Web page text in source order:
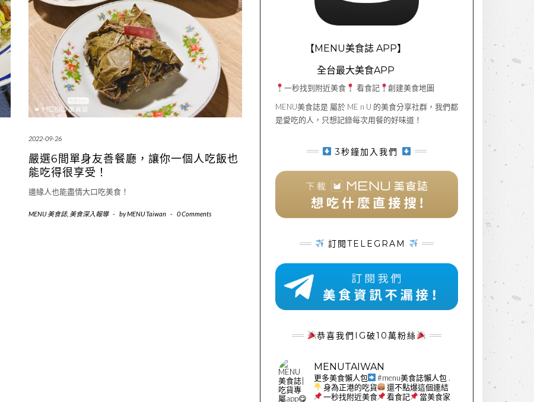
2022-09-26
嚴選6間單身友善餐廳，讓你一個人吃飯也
能吃得很享受！
邊緣人也能盡情大口吃美食！
MENU 美食誌, 美食深入報導 - byMENU Taiwan - 0 Comments
【MENU美食誌 APP】
全台最大美食APP
一秒找到附近美食 看食記
創建美食地圖
MENU美食誌是 屬於 ME n U 的美食分享社群，我們都
是愛吃的人，只想記錄每次用餐的好味道！
3秒鐘加入我們
訂閱TELEGRAM
恭喜我們IG破10萬粉絲
MENUTAIWAN
更多美食懶人包 #menu美食誌懶人包 .
身為正港的吃貨
還不點爆這個連結
一秒找附近美食
看食記 當美食家